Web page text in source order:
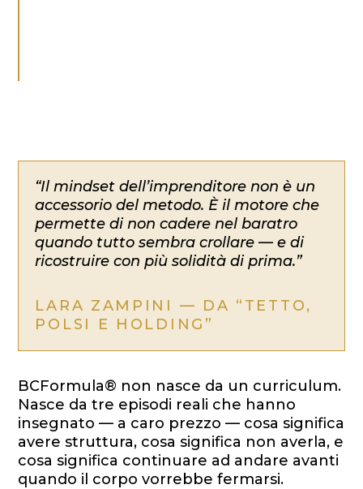
“Il mindset dell’imprenditore non è un
accessorio del metodo. È il motore che
permette di non cadere nel baratro
quando tutto sembra crollare — e di
ricostruire con più solidità di prima.”
LARA ZAMPINI — DA “TETTO,
POLSI E HOLDING”
BCFormula® non nasce da un curriculum.
Nasce da tre episodi reali che hanno
insegnato — a caro prezzo — cosa significa
avere struttura, cosa significa non averla, e
cosa significa continuare ad andare avanti
quando il corpo vorrebbe fermarsi.